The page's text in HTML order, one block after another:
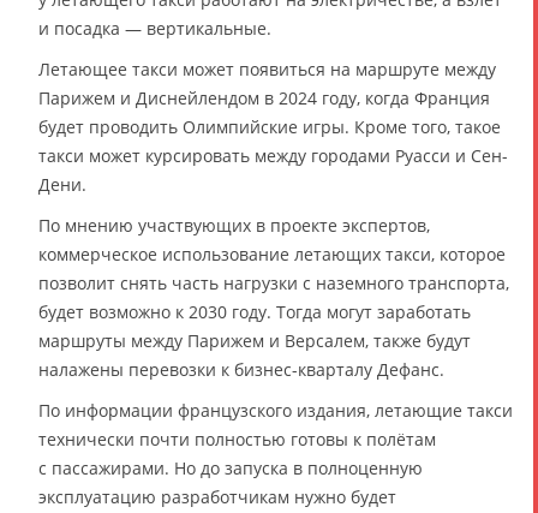
и посадка — вертикальные.
Летающее такси может появиться на маршруте между
Парижем и Диснейлендом в 2024 году, когда Франция
будет проводить Олимпийские игры. Кроме того, такое
такси может курсировать между городами Руасси и Сен-
Дени.
По мнению участвующих в проекте экспертов,
коммерческое использование летающих такси, которое
позволит снять часть нагрузки с наземного транспорта,
будет возможно к 2030 году. Тогда могут заработать
маршруты между Парижем и Версалем, также будут
налажены перевозки к бизнес-кварталу Дефанс.
По информации французского издания, летающие такси
технически почти полностью готовы к полётам
с пассажирами. Но до запуска в полноценную
эксплуатацию разработчикам нужно будет